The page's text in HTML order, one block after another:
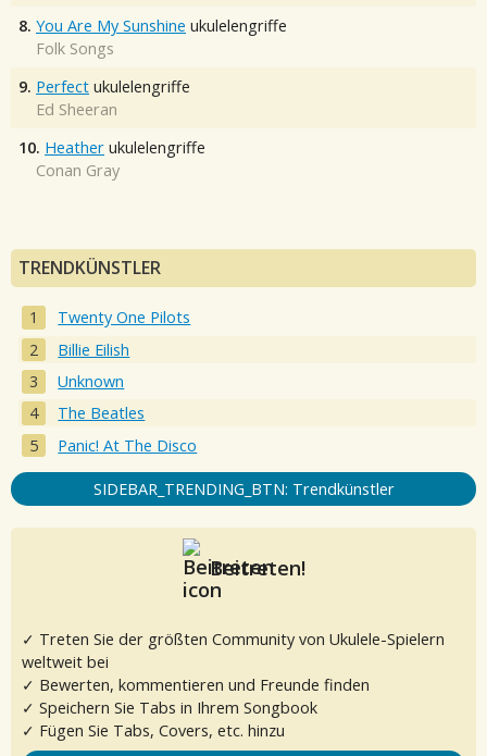
8. You Are My Sunshine ukulelengriffe
Folk Songs
9. Perfect ukulelengriffe
Ed Sheeran
10. Heather ukulelengriffe
Conan Gray
TRENDKÜNSTLER
Twenty One Pilots
Billie Eilish
Unknown
The Beatles
Panic! At The Disco
SIDEBAR_TRENDING_BTN: Trendkünstler
Beitreten!
✓ Treten Sie der größten Community von Ukulele-Spielern
weltweit bei
✓ Bewerten, kommentieren und Freunde finden
✓ Speichern Sie Tabs in Ihrem Songbook
✓ Fügen Sie Tabs, Covers, etc. hinzu